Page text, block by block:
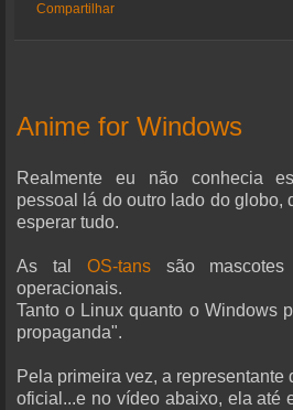
Compartilhar
Anime for Windows
Realmente eu não conhecia
pessoal lá do outro lado do globo,
esperar tudo.
As tal OS-tanssão mascotes
operacionais.
Tanto o Linux quanto o Windows
propaganda".
Pela primeira vez, a representante
oficial...e no vídeo abaixo, ela até